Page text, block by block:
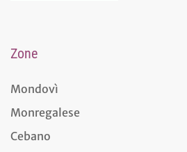
Zone
Mondovì
Monregalese
Cebano